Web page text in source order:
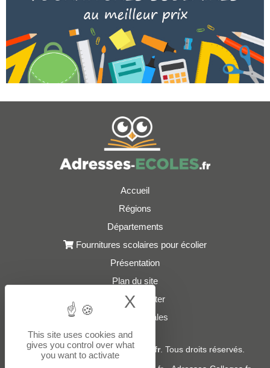
Accueil
Régions
Départements
Fournitures scolaires pour écolier
Présentation
Plan du site
Nous contacter
Mentions légales
© 2021 - 2026Adresses-Ecoles.fr. Tous droits réservés.
This site uses cookies and
gives you control over what
you want to activate
X Hide cookie